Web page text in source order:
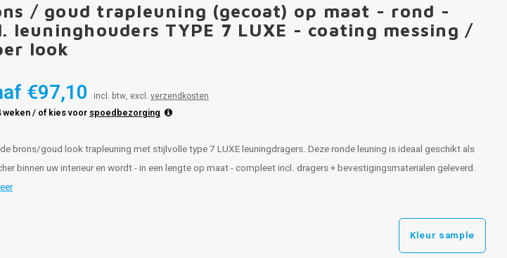
/ goud trapleuning (gecoat) op maat - rond -
leuninghouders TYPE 7 LUXE - coating messing /
look
€97,10 incl. btw, excl. verzendkosten
weken/ of kies voor spoedbezorging
brons/goud look trapleuning met stijlvolle type 7 LUXE leuningdragers. Deze ronde leuning is ideaal geschikt als
binnen uw interieur en wordt - in een lengte op maat - compleet incl. dragers + bevestigingsmaterialen geleverd.
Kleur sample